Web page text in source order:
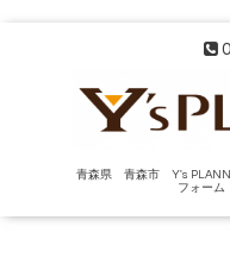
青森県 青森市 Y's
フォー